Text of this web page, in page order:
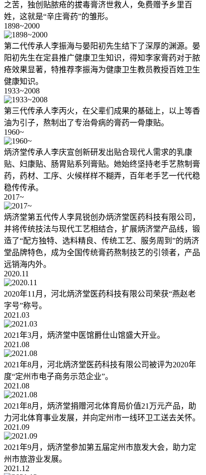
之苦，独创贴脓疮的拔毒膏济世救人，免费赠予乡里百
姓，这就是“辛庄膏药”的雏形。
1898~2000
第二代传承人李振海与晏阳初先生结下了深厚的渊源。晏
阳初先生在定县推广健康卫生知识，得知李家膏药对于脓
疮效果显著，特推荐李振海为健康卫生教员教授百姓卫生
健康知识。
1933~2008
第三代传承人李丙火，在父辈们成果的基础上，以上等香
油为引子，熬制出了专治骨病的膏药一骨康贴。
1960~
炳济堂传承人李庆宣创新研发出贴合现代人需求的乳康
贴、妇康贴、肠胃贴系列膏贴。她始终坚持老手艺熬制膏
药，药材、工序、火候样样不糊弄，百年老手艺一代代稳
稳传传承。
2017~
炳济堂第五代传人李晁锐创办炳济堂医药科技有限公司，
并将传统技法与现代工艺相结合，扩展炳济堂产品线，锻
造了“配方独特、选料精良、传统工艺、服务周到”的炳济
堂品牌特色，成为全国传统膏药熬制技艺的引领者，产品
远销海内外。
2020.11
2020年11月，河北炳济堂医药科技有限公司荣获“燕赵老
字号”称号。
2021.03
2021年3月，炳济堂中医馆爵仕山馆盛大开业。
2021.08
2021年8月，河北炳济堂医药科技有限公司被评为2020年
度“定州市电子商务示范企业”。
2021.08
2021年8月，炳济堂捐赠河北体育局价值21万元产品，助
力河北体育事业发展，并向定州市一线环卫工送去关怀。
2021.09
2021年9月，炳济堂参加第五届定州市旅发大会，助力定
州市旅游业发展。
2021.12